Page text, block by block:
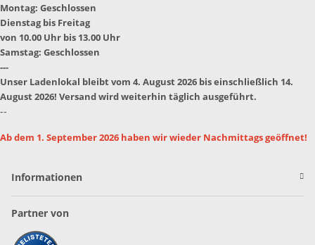
Montag: Geschlossen
Dienstag bis Freitag
von 10.00 Uhr bis 13.00 Uhr
Samstag: Geschlossen
---
Unser Ladenlokal bleibt vom 4. August 2026 bis einschließlich 14.
August 2026! Versand wird weiterhin täglich ausgeführt.
--
Ab dem 1. September 2026 haben wir wieder Nachmittags geöffnet!
Informationen
Partner von